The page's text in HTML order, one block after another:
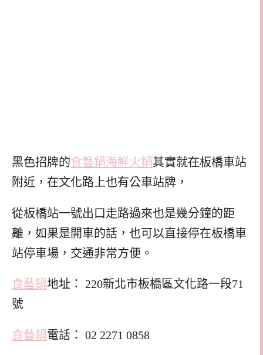
黑色招牌的食藝鍋海鮮火鍋其實就在板橋車站
附近，在文化路上也有公車站牌，
從板橋站一號出口走路過來也是幾分鐘的距
離，如果是開車的話，也可以直接停在板橋車
站停車場，交通非常方便。
食藝鍋地址： 220新北市板橋區文化路一段71
號
食藝鍋電話： 02 2271 0858